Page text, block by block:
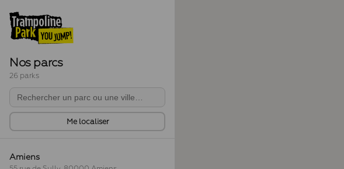
Nos parcs
26 parks
Me localiser
Amiens